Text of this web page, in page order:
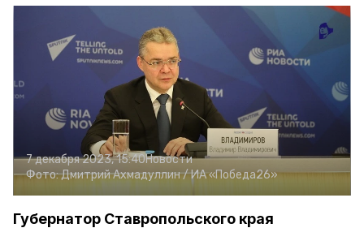
7 декабря 2023, 15:40Новости
Фото:Дмитрий Ахмадуллин /ИА «Победа26»
Губернатор Ставропольского края